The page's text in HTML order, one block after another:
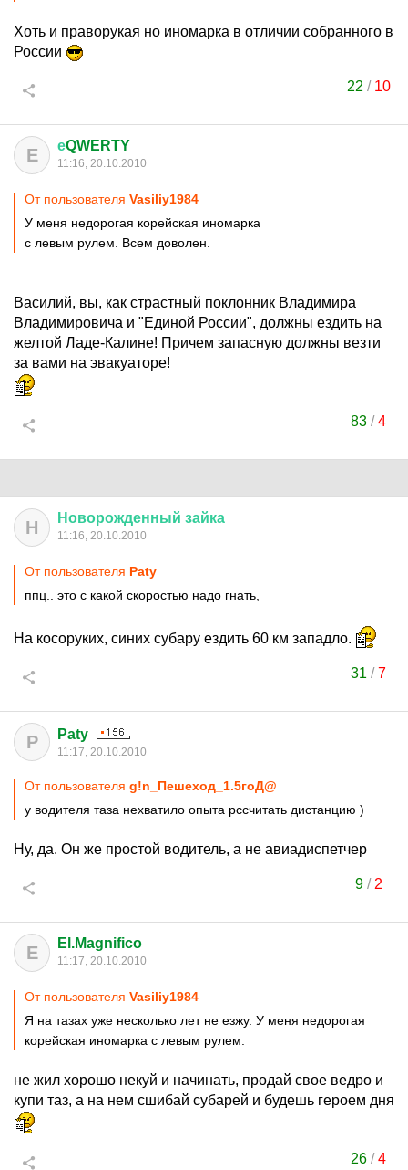
Хоть и праворукая но иномарка в отличии собранного в
России
22 / 10
Е еQWERTY
11:16, 20.10.2010
От пользователя Vasiliy1984
У меня недорогая корейская иномарка
с левым рулем. Всем доволен.
Василий, вы, как страстный поклонник Владимира
Владимировича и "Единой России", должны ездить на
желтой Ладе-Калине! Причем запасную должны везти
за вами на эвакуаторе!
83 /4
Н Новорожденный зайка
11:16, 20.10.2010
От пользователя Paty
ппц.. это с какой скоростью надо гнать,
На косоруких, синих субару ездить 60 км западло.
31 /7
P Paty
11:17, 20.10.2010
От пользователя g!n_Пешеход_1.5гоД@
у водителя таза нехватило опыта рссчитать дистанцию )
Ну, да. Он же простой водитель, а не авиадиспетчер
9/ 2
E El.Magnifico
11:17, 20.10.2010
От пользователя Vasiliy1984
Я на тазах уже несколько лет не езжу. У меня недорогая
корейская иномарка с левым рулем.
не жил хорошо некуй и начинать, продай свое ведро и
купи таз, а на нем сшибай субарей и будешь героем дня
26 /4